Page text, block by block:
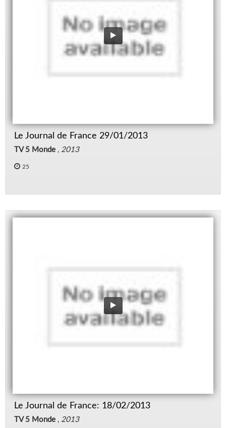
Le Journal de France 29/01/2013
TV 5 Monde , 2013
25
Le Journal de France: 18/02/2013
TV 5 Monde , 2013